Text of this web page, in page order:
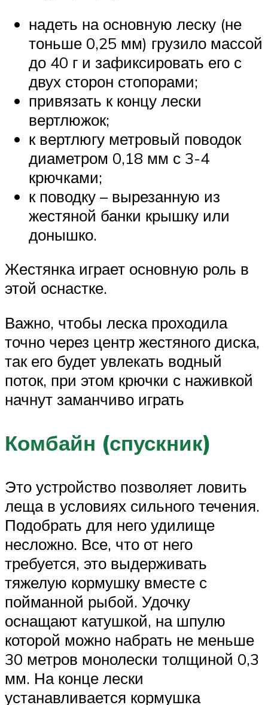
надеть на основную леску (не
тоньше 0,25 мм) грузило массой
до 40 г и зафиксировать его с
двух сторон стопорами;
привязать к концу лески
вертлюжок;
к вертлюгу метровый поводок
диаметром 0,18 мм с 3-4
крючками;
к поводку – вырезанную из
жестяной банки крышку или
донышко.
Жестянка играет основную роль в
этой оснастке.
Важно, чтобы леска проходила
точно через центр жестяного диска,
так его будет увлекать водный
поток, при этом крючки с наживкой
начнут заманчиво играть
Комбайн (спускник)
Это устройство позволяет ловить
леща в условиях сильного течения.
Подобрать для него удилище
несложно. Все, что от него
требуется, это выдерживать
тяжелую кормушку вместе с
пойманной рыбой. Удочку
оснащают катушкой, на шпулю
которой можно набрать не меньше
30 метров монолески толщиной 0,3
мм. На конце лески
устанавливается кормушка